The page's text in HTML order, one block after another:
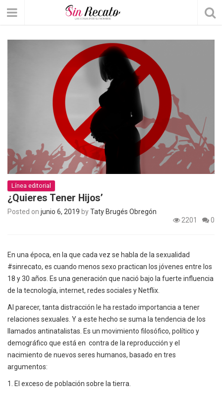
Línea editorial
¿Quieres Tener Hijos’
Posted on junio 6, 2019 byTaty Brugés Obregón
2201
0
En una época, en la que cada vez se habla de la sexualidad
#sinrecato, es cuando menos sexo practican los jóvenes entre los
18 y 30 años. Es una generación que nació bajo la fuerte influencia
de la tecnología, internet, redes sociales y Netflix.
Al parecer, tanta distracción le ha restado importancia a tener
relaciones sexuales. Y a este hecho se suma la tendencia de los
llamados antinatalistas. Es un movimiento filosófico, político y
demográfico que está en contra de la reproducción y el
nacimiento de nuevos seres humanos, basado en tres
argumentos:
1. El exceso de población sobre la tierra.